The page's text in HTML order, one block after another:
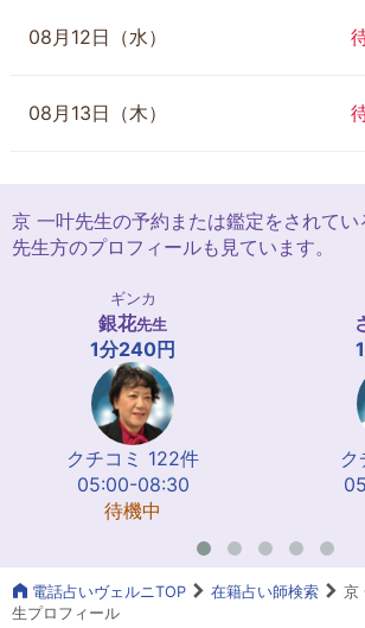
08月12日（水）
08月13日（木）
京 一叶先生の予約または鑑定をされて
先生方のプロフィールも見ています。
ギンカ
銀花先生
1分240円
クチコミ 122件
05:00-08:30
待機中
ク
電話占いヴェルニTOP 在籍占い師検索
京
生プロフィール